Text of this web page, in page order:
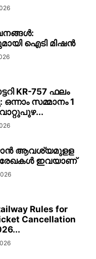
ഐടി മിഷൻ
KR-757 ഫലം
സമ്മാനം 1
ആവശ്യമുളള
രേഖകള്‍ ഇവയാണ്
Rules for
Cancellation